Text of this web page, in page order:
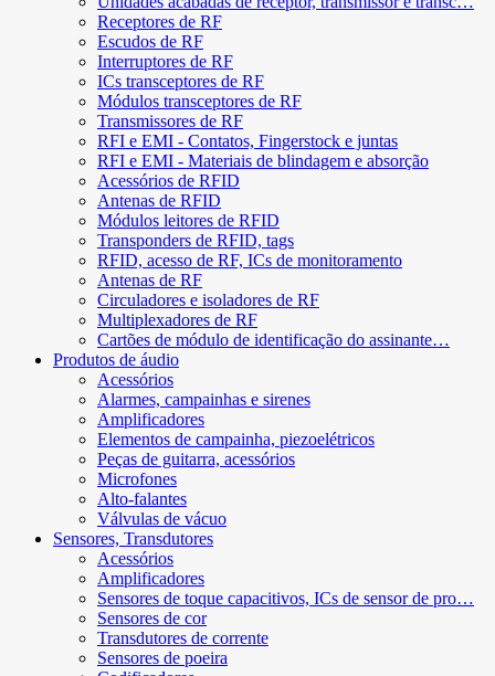
Receptores de RF
Escudos de RF
Interruptores de RF
ICs transceptores de RF
Módulos transceptores de RF
Transmissores de RF
RFI e EMI - Contatos, Fingerstock e juntas
RFI e EMI - Materiais de blindagem e absorção
Acessórios de RFID
Antenas de RFID
Módulos leitores de RFID
Transponders de RFID, tags
RFID, acesso de RF, ICs de monitoramento
Antenas de RF
Circuladores e isoladores de RF
Multiplexadores de RF
Cartões de módulo de identificação do assinante…
Produtos de áudio
Acessórios
Alarmes, campainhas e sirenes
Amplificadores
Elementos de campainha, piezoelétricos
Peças de guitarra, acessórios
Microfones
Alto-falantes
Válvulas de vácuo
Sensores, Transdutores
Acessórios
Amplificadores
Sensores de toque capacitivos, ICs de sensor de pro…
Sensores de cor
Transdutores de corrente
Sensores de poeira